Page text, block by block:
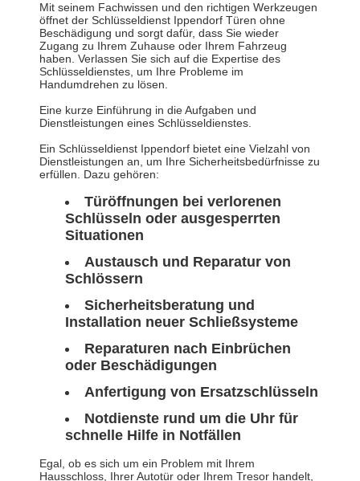
Mit seinem Fachwissen und den richtigen Werkzeugen
öffnet der Schlüsseldienst Ippendorf Türen ohne
Beschädigung und sorgt dafür, dass Sie wieder
Zugang zu Ihrem Zuhause oder Ihrem Fahrzeug
haben. Verlassen Sie sich auf die Expertise des
Schlüsseldienstes, um Ihre Probleme im
Handumdrehen zu lösen.
Eine kurze Einführung in die Aufgaben und
Dienstleistungen eines Schlüsseldienstes.
Ein Schlüsseldienst Ippendorf bietet eine Vielzahl von
Dienstleistungen an, um Ihre Sicherheitsbedürfnisse zu
erfüllen. Dazu gehören:
Türöffnungen bei verlorenen
Schlüsseln oder ausgesperrten
Situationen
Austausch und Reparatur von
Schlössern
Sicherheitsberatung und
Installation neuer Schließsysteme
Reparaturen nach Einbrüchen
oder Beschädigungen
Anfertigung von Ersatzschlüsseln
Notdienste rund um die Uhr für
schnelle Hilfe in Notfällen
Egal, ob es sich um ein Problem mit Ihrem
Hausschloss, Ihrer Autotür oder Ihrem Tresor handelt,